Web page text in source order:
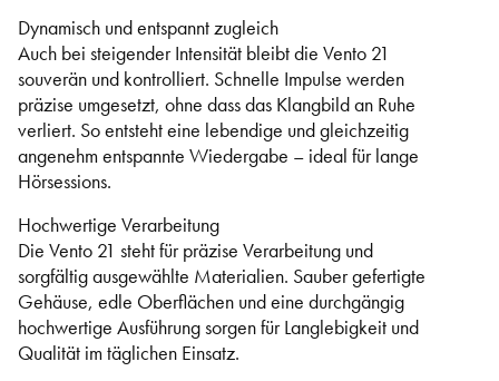
Dynamisch und entspannt zugleich
Auch bei steigender Intensität bleibt die Vento 21
souverän und kontrolliert. Schnelle Impulse werden
präzise umgesetzt, ohne dass das Klangbild an Ruhe
verliert. So entsteht eine lebendige und gleichzeitig
angenehm entspannte Wiedergabe – ideal für lange
Hörsessions.
Hochwertige Verarbeitung
Die Vento 21 steht für präzise Verarbeitung und
sorgfältig ausgewählte Materialien. Sauber gefertigte
Gehäuse, edle Oberflächen und eine durchgängig
hochwertige Ausführung sorgen für Langlebigkeit und
Qualität im täglichen Einsatz.